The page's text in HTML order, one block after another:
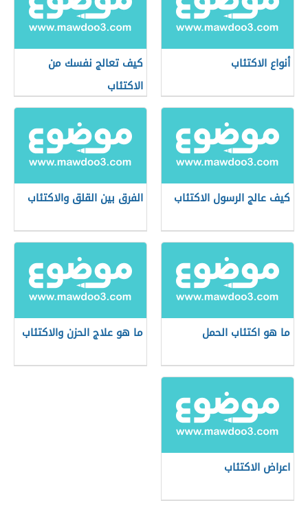
أنواع الاكتئاب
كيف تعالج نفسك من
الاكتئاب
كيف عالج الرسول الاكتئاب الفرق بين القلق والاكتئاب
ما هو اكتئاب الحمل ما هو علاج الحزن والاكتئاب
اعراض الاكتئاب